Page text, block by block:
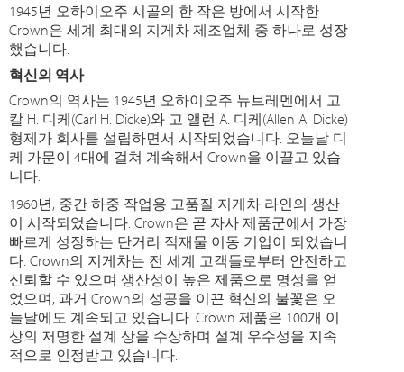
1945년 오하이오주 시골의 한 작은 방에서 시작한
Crown은 세계 최대의 지게차 제조업체 중 하나로 성장
했습니다.
혁신의 역사
Crown의 역사는 1945년 오하이오주 뉴브레멘에서 고
칼 H. 디케(Carl H. Dicke)와 고 앨런 A. 디케(Allen A. Dicke)
형제가 회사를 설립하면서 시작되었습니다. 오늘날 디
케 가문이 4대에 걸쳐 계속해서 Crown을 이끌고 있습
니다.
1960년, 중간 하중 작업용 고품질 지게차 라인의 생산
이 시작되었습니다. Crown은 곧 자사 제품군에서 가장
빠르게 성장하는 단거리 적재물 이동 기업이 되었습니
다. Crown의 지게차는 전 세계 고객들로부터 안전하고
신뢰할 수 있으며 생산성이 높은 제품으로 명성을 얻
었으며, 과거 Crown의 성공을 이끈 혁신의 불꽃은 오
늘날에도 계속되고 있습니다. Crown 제품은 100개 이
상의 저명한 설계 상을 수상하며 설계 우수성을 지속
적으로 인정받고 있습니다.